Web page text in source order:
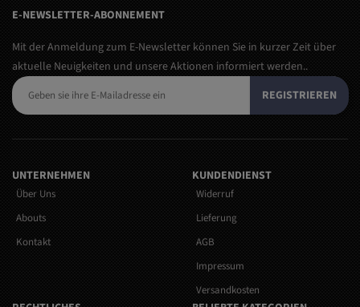
E-NEWSLETTER-ABONNEMENT
Mit der Anmeldung zum E-Newsletter können Sie in kurzer Zeit über
aktuelle Neuigkeiten und unsere Aktionen informiert werden..
REGISTRIEREN
UNTERNEHMEN
Über Uns
Abouts
Kontakt
KUNDENDIENST
Widerruf
Lieferung
AGB
Impressum
Versandkosten